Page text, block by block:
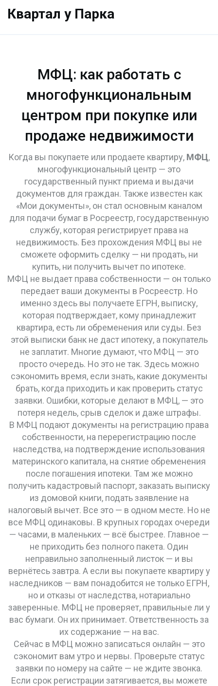
Квартал у Парка
МФЦ: как работать с
многофункциональным
центром при покупке или
продаже недвижимости
Когда вы покупаете или продаете квартиру, МФЦ,
многофункциональный центр — это
государственный пункт приема и выдачи
документов для граждан. Также известен как
«Мои документы», он стал основным каналом
для подачи бумаг в Росреестр, государственную
службу, которая регистрирует права на
недвижимость. Без прохождения МФЦ вы не
сможете оформить сделку — ни продать, ни
купить, ни получить вычет по ипотеке.
МФЦ не выдает права собственности — он только
передает ваши документы в Росреестр. Но
именно здесь вы получаете ЕГРН, выписку,
которая подтверждает, кому принадлежит
квартира, есть ли обременения или суды. Без
этой выписки банк не даст ипотеку, а покупатель
не заплатит. Многие думают, что МФЦ — это
просто очередь. Но это не так. Здесь можно
сэкономить время, если знать, какие документы
брать, когда приходить и как проверить статус
заявки. Ошибки, которые делают в МФЦ, — это
потеря недель, срыв сделок и даже штрафы.
В МФЦ подают документы на регистрацию права
собственности, на перерегистрацию после
наследства, на подтверждение использования
материнского капитала, на снятие обременения
после погашения ипотеки. Там же можно
получить кадастровый паспорт, заказать выписку
из домовой книги, подать заявление на
налоговый вычет. Все это — в одном месте. Но не
все МФЦ одинаковы. В крупных городах очереди
— часами, в маленьких — всё быстрее. Главное —
не приходить без полного пакета. Один
неправильно заполненный листок — и вы
вернётесь завтра. А если вы покупаете квартиру у
наследников — вам понадобится не только ЕГРН,
но и отказы от наследства, нотариально
заверенные. МФЦ не проверяет, правильные ли у
вас бумаги. Он их принимает. Ответственность за
их содержание — на вас.
Сейчас в МФЦ можно записаться онлайн — это
сэкономит вам утро и нервы. Проверьте статус
заявки по номеру на сайте — не ждите звонка.
Если срок регистрации затягивается, вы можете